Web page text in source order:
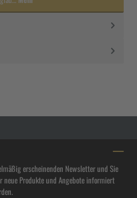
erscheinenden Newsletter und Sie
Produkte und Angebote informiert